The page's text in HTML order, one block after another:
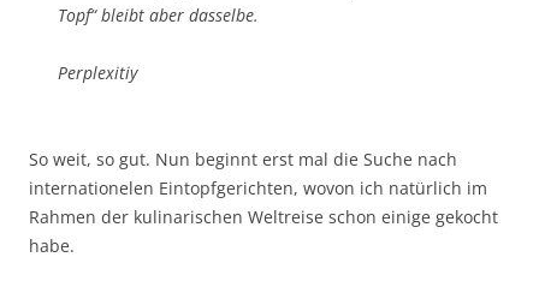
Topf“ bleibt aber dasselbe.
Perplexitiy
So weit, so gut. Nun beginnt erst mal die Suche nach
internationelen Eintopfgerichten, wovon ich natürlich im
Rahmen der kulinarischen Weltreise schon einige gekocht
habe.